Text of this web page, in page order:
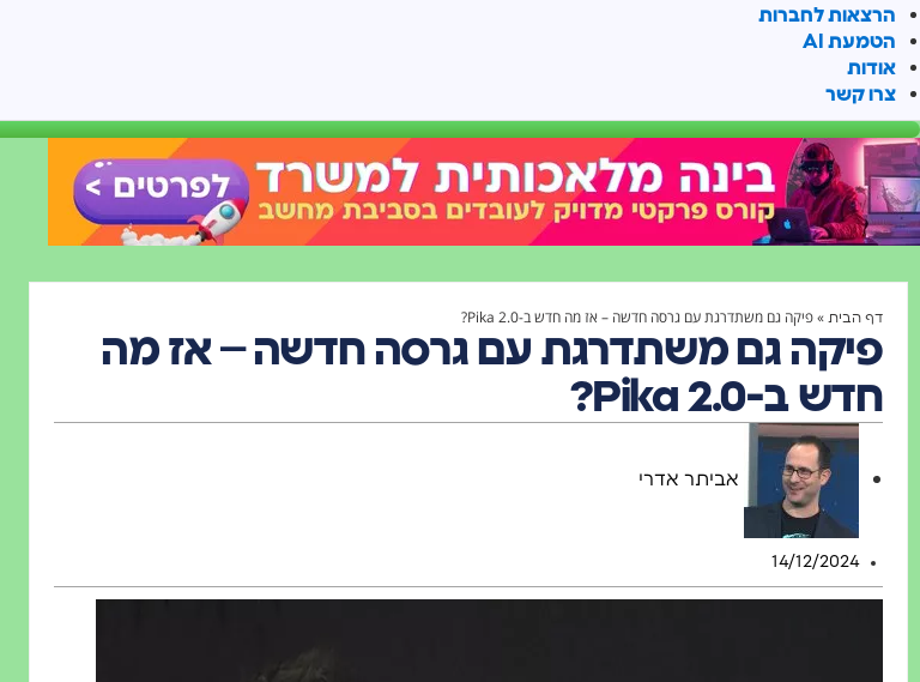
הרצאות לחברות
הטמעת AI
אודות
צרו קשר
דף הבית »פיקה גם משתדרגת עם גרסה חדשה – אז מה חדש ב-Pika 2.0?
פיקה גם משתדרגת עם גרסה חדשה – אז מה
חדש ב-Pika 2.0?
אביתר אדרי
14/12/2024